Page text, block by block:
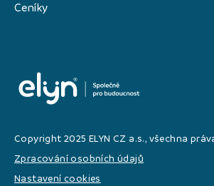
Ceníky
Copyright 2025 ELYN CZ a.s., všechna
Zpracování osobních údajů
Nastavení cookies